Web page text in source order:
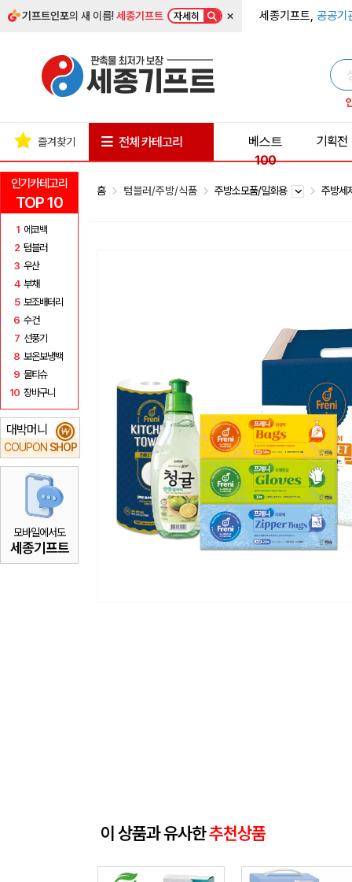
기프트인포의 새 이름!세종기프트 자세히 × 세종기프트, 공공기
인기카테고리
TOP 10
1 에코백
2 텀블러
3 우산
4 부채
5 보조배터리
6 수건
7 선풍기
8 보온보냉백
9 물티슈
10 장바구니
대박머니
COUPON SHOP
₩
모바일에서도
세종기프트
즐겨찾기 전체 카테고리
베스트
100
기획전
홈 텀블러/주방/식품 주방소모품/일회용 주방
이 상품과 유사한추천상품